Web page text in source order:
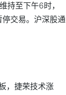
持至下午6时，
交易。沪深股通
，捷荣技术涨